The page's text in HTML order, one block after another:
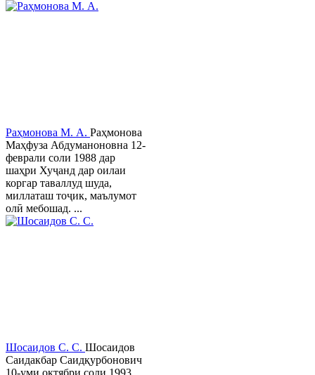
Раҳмонова М. А. Раҳмонова
Маҳфуза Абдуманоновна 12-
феврали соли 1988 дар
шаҳри Хуҷанд дар оилаи
коргар таваллуд шуда,
миллаташ тоҷик, маълумот
олӣ мебошад. ...
Шосаидов С. С. Шосаидов
Саидакбар Саидқурбонович
10-уми октябри соли 1993